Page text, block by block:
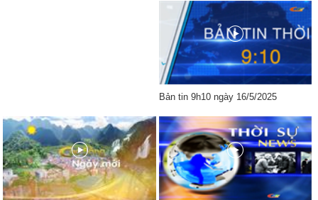
Bản tin 9h10 ngày 16/5/2025